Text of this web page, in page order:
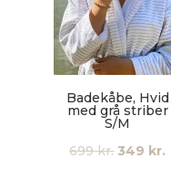
Badekåbe, Hvid
med grå striber
S/M
699kr. Den
349 kr.